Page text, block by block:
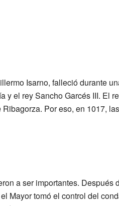
Isarno, falleció durante
y el rey Sancho Garcés III. El
Por eso, en 1017,
a ser importantes.
Mayor tomó el control del